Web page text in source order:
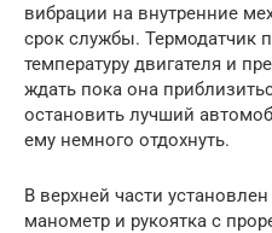
вибрации на внутренние
срок службы. Термодатчик
температуру двигателя и
ждать пока она
остановить лучший
ему немного отдохнуть.
В верхней части
манометр и рукоятка с